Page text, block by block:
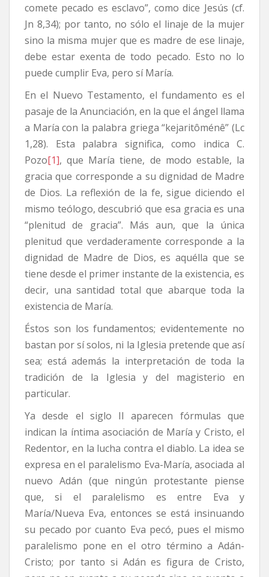
comete pecado es esclavo”, como dice Jesús (cf.
Jn 8,34); por tanto, no sólo el linaje de la mujer
sino la misma mujer que es madre de ese linaje,
debe estar exenta de todo pecado. Esto no lo
puede cumplir Eva, pero sí María.
En el Nuevo Testamento, el fundamento es el
pasaje de la Anunciación, en la que el ángel llama
a María con la palabra griega “kejaritôménê” (Lc
1,28). Esta palabra significa, como indica C.
Pozo[1], que María tiene, de modo estable, la
gracia que corresponde a su dignidad de Madre
de Dios. La reflexión de la fe, sigue diciendo el
mismo teólogo, descubrió que esa gracia es una
“plenitud de gracia”. Más aun, que la única
plenitud que verdaderamente corresponde a la
dignidad de Madre de Dios, es aquélla que se
tiene desde el primer instante de la existencia, es
decir, una santidad total que abarque toda la
existencia de María.
Éstos son los fundamentos; evidentemente no
bastan por sí solos, ni la Iglesia pretende que así
sea; está además la interpretación de toda la
tradición de la Iglesia y del magisterio en
particular.
Ya desde el siglo II aparecen fórmulas que
indican la íntima asociación de María y Cristo, el
Redentor, en la lucha contra el diablo. La idea se
expresa en el paralelismo Eva-María, asociada al
nuevo Adán (que ningún protestante piense
que, si el paralelismo es entre Eva y
María/Nueva Eva, entonces se está insinuando
su pecado por cuanto Eva pecó, pues el mismo
paralelismo pone en el otro término a Adán-
Cristo; por tanto si Adán es figura de Cristo,